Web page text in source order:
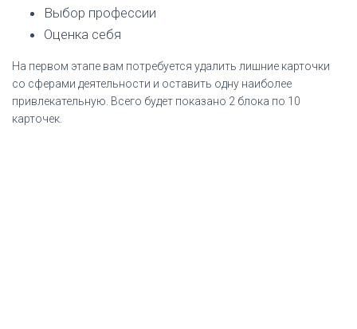
Выбор профессии
Оценка себя
На первом этапе вам потребуется удалить лишние карточки
со сферами деятельности и оставить одну наиболее
привлекательную. Всего будет показано 2 блока по 10
карточек.